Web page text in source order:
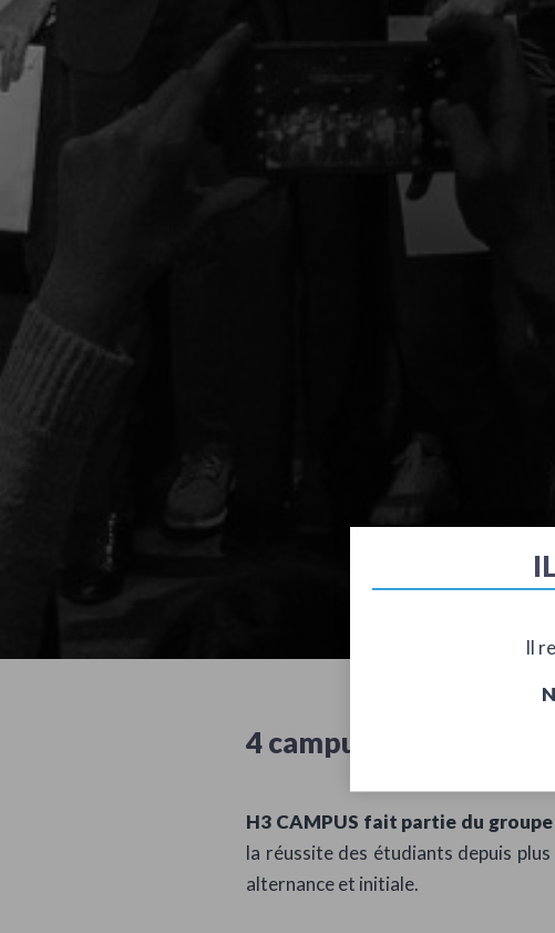
4 campus, 20
H3 CAMPUS fait partie du groupe
la réussite des étudiants depuis
alternance et initiale.
Il